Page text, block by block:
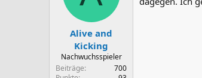
Alive and
Kicking
Nachwuchsspieler
Beiträge
700